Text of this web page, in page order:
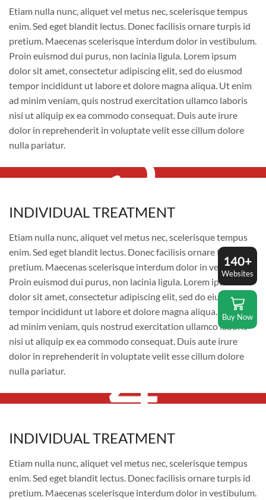
Etiam nulla nunc, aliquet vel metus nec, scelerisque tempus
enim. Sed eget blandit lectus. Donec facilisis ornare turpis id
pretium. Maecenas scelerisque interdum dolor in vestibulum.
Proin euismod dui purus, non lacinia ligula. Lorem ipsum
dolor sit amet, consectetur adipiscing elit, sed do eiusmod
tempor incididunt ut labore et dolore magna aliqua. Ut enim
ad minim veniam, quis nostrud exercitation ullamco laboris
nisi ut aliquip ex ea commodo consequat. Duis aute irure
dolor in reprehenderit in voluptate velit esse cillum dolore
nulla pariatur.
INDIVIDUAL TREATMENT
Etiam nulla nunc, aliquet vel metus nec, scelerisque tempus
enim. Sed eget blandit lectus. Donec facilisis ornare turpis id
pretium. Maecenas scelerisque interdum dolor in vestibulum.
Proin euismod dui purus, non lacinia ligula. Lorem ipsum
dolor sit amet, consectetur adipiscing elit, sed do eiusmod
tempor incididunt ut labore et dolore magna aliqua. Ut enim
ad minim veniam, quis nostrud exercitation ullamco laboris
nisi ut aliquip ex ea commodo consequat. Duis aute irure
dolor in reprehenderit in voluptate velit esse cillum dolore
nulla pariatur.
3
INDIVIDUAL TREATMENT
4
INDIVIDUAL TREATMENT
INDIVIDUAL TREATMENT
Etiam nulla nunc, aliquet vel metus nec, scelerisque tempus
enim. Sed eget blandit lectus. Donec facilisis ornare turpis id
pretium. Maecenas scelerisque interdum dolor in vestibulum.
140+
Websites
Buy Now